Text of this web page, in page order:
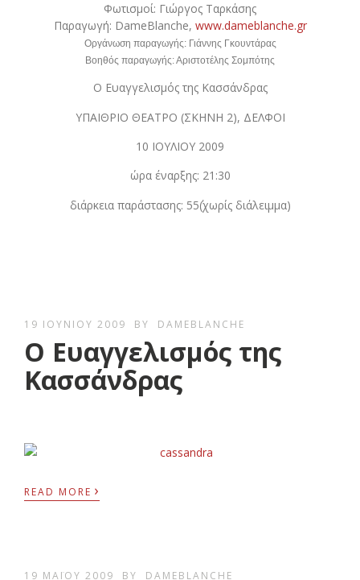
Φωτισμοί: Γιώργος Ταρκάσης
Παραγωγή: DameBlanche, www.dameblanche.gr
Οργάνωση παραγωγής: Γιάννης Γκουντάρας
Βοηθός παραγωγής: Αριστοτέλης Σομπότης
Ο Ευαγγελισμός της Κασσάνδρας
ΥΠΑΙΘΡΙΟ ΘΕΑΤΡΟ (ΣΚΗΝΗ 2), ΔΕΛΦΟΙ
10 ΙΟΥΛΙΟΥ 2009
ώρα έναρξης: 21:30
διάρκεια παράστασης: 55΄(χωρίς διάλειμμα)
19 ΙΟΥΝΊΟΥ 2009 BY DAMEBLANCHE
Ο Ευαγγελισμός της
Κασσάνδρας
READ MORE ›
19 ΜΑΪ́ΟΥ 2009 BY DAMEBLANCHE